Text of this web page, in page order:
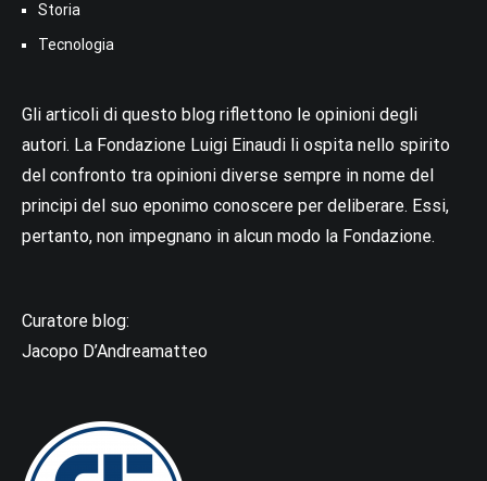
Storia
Tecnologia
Gli articoli di questo blog riflettono le opinioni degli
autori. La Fondazione Luigi Einaudi li ospita nello spirito
del confronto tra opinioni diverse sempre in nome del
principi del suo eponimo conoscere per deliberare. Essi,
pertanto, non impegnano in alcun modo la Fondazione.
Curatore blog:
Jacopo D’Andreamatteo